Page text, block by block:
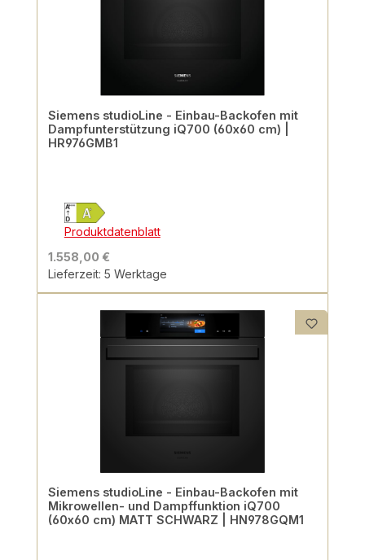
Siemens studioLine - Einbau-Backofen mit
Dampfunterstützung iQ700 (60x60 cm) |
HR976GMB1
Produktdatenblatt
1.558,00 €
Lieferzeit: 5 Werktage
Siemens studioLine - Einbau-Backofen mit
Mikrowellen- und Dampffunktion iQ700
(60x60 cm) MATT SCHWARZ | HN978GQM1